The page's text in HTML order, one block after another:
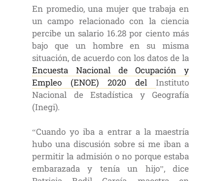
En promedio, una mujer que trabaja en
un campo relacionado con la ciencia
percibe un salario 16.28 por ciento más
bajo que un hombre en su misma
situación, de acuerdo con los datos de la
Encuesta Nacional de Ocupación y
Empleo (ENOE) 2020 del Instituto
Nacional de Estadística y Geografía
(Inegi).
“Cuando yo iba a entrar a la maestría
hubo una discusión sobre si me iban a
permitir la admisión o no porque estaba
embarazada y tenía un hijo”, dice